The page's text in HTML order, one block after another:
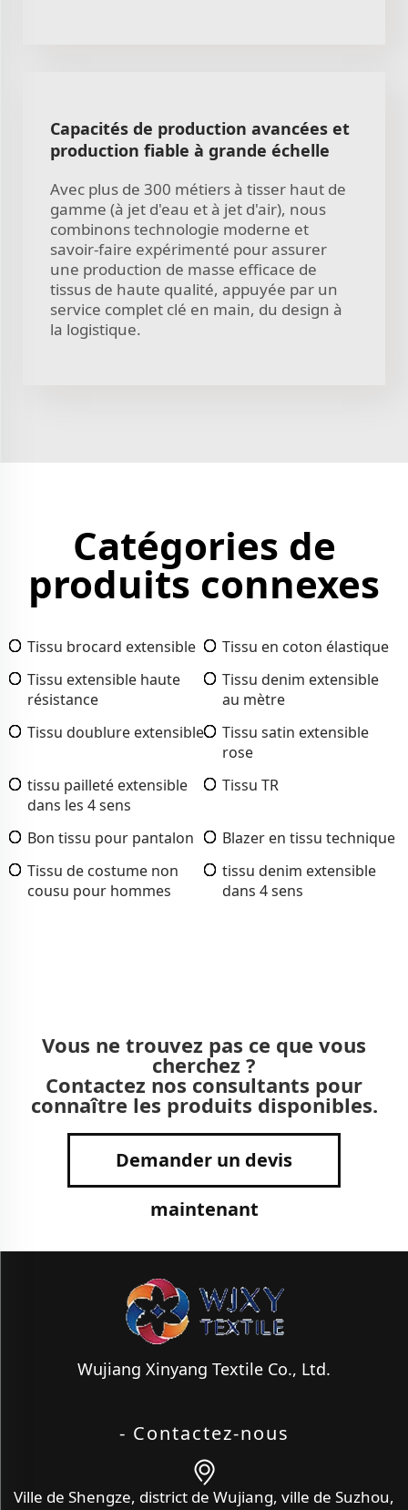
Capacités de production avancées et
production fiable à grande échelle
Avec plus de 300 métiers à tisser haut de
gamme (à jet d'eau et à jet d'air), nous
combinons technologie moderne et
savoir-faire expérimenté pour assurer
une production de masse efficace de
tissus de haute qualité, appuyée par un
service complet clé en main, du design à
la logistique.
Catégories de
produits connexes
Tissu brocard extensible
Tissu en coton élastique
Tissu extensible haute
résistance
Tissu denim extensible
au mètre
Tissu doublure extensible
Tissu satin extensible
rose
tissu pailleté extensible
dans les 4 sens
Tissu TR
Bon tissu pour pantalon
Blazer en tissu technique
Tissu de costume non
cousu pour hommes
tissu denim extensible
dans 4 sens
Vous ne trouvez pas ce que vous
cherchez ?
Contactez nos consultants pour
connaître les produits disponibles.
Demander un devis
maintenant
Wujiang Xinyang Textile Co., Ltd.
- Contactez-nous
Ville de Shengze, district de Wujiang, ville de Suzhou,